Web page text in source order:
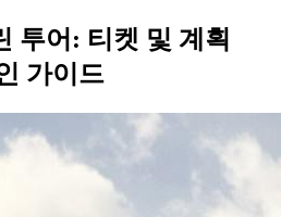
투어: 티켓 및 계획
가이드